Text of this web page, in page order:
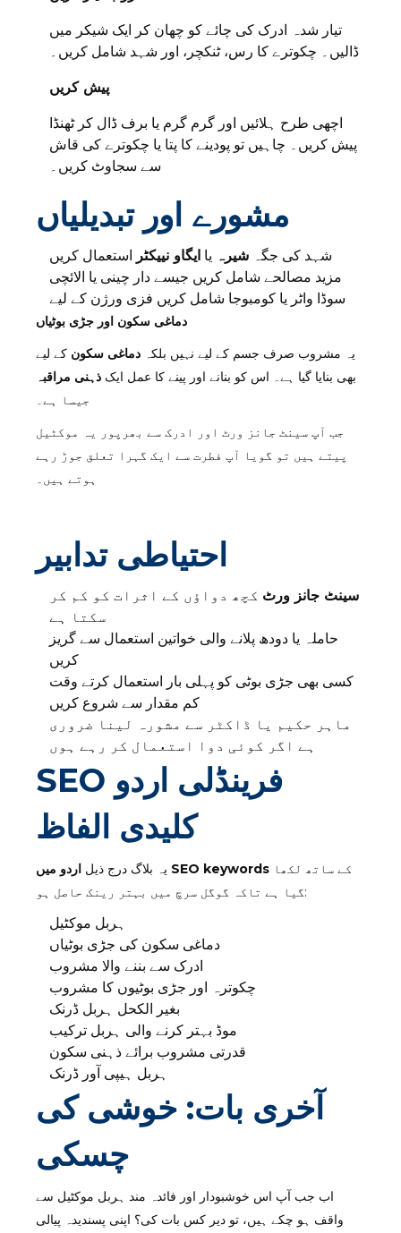
تیار شدہ ادرک کی چائے کو چھان کر ایک شیکر میں
ڈالیں۔ چکوترے کا رس، ٹنکچر، اور شہد شامل کریں۔
پیش کریں
اچھی طرح ہلائیں اور گرم گرم یا برف ڈال کر ٹھنڈا
پیش کریں۔ چاہیں تو پودینے کا پتا یا چکوترے کی قاش
سے سجاوٹ کریں۔
مشورے اور تبدیلیاں
شہد کی جگہ شیرہ یا ایگاو نییکٹر استعمال کریں
مزید مصالحے شامل کریں جیسے دار چینی یا الائچی
سوڈا واٹر یا کومبوجا شامل کریں فزی ورژن کے لیے
دماغی سکون اور جڑی بوٹیاں
یہ مشروب صرف جسم کے لیے نہیں بلکہ دماغی سکون کے لیے
بھی بنایا گیا ہے۔ اس کو بنانے اور پینے کا عمل ایک ذہنی مراقبہ
جیسا ہے۔
جب آپ سینٹ جانز ورٹ اور ادرک سے بھرپور یہ موکٹیل
پیتے ہیں تو گویا آپ فطرت سے ایک گہرا تعلق جوڑ رہے
ہوتے ہیں۔
احتیاطی تدابیر
سینٹ جانز ورٹ کچھ دواؤں کے اثرات کو کم کر
سکتا ہے
حاملہ یا دودھ پلانے والی خواتین استعمال سے گریز
کریں
کسی بھی جڑی بوٹی کو پہلی بار استعمال کرتے وقت
کم مقدار سے شروع کریں
ماہر حکیم یا ڈاکٹر سے مشورہ لینا ضروری
ہے اگر کوئی دوا استعمال کر رہے ہوں
SEO فرینڈلی اردو
کلیدی الفاظ
یہ بلاگ درج ذیل اردو میں SEO keywords
گیا ہے تاکہ گوگل سرچ میں بہتر رینک حاصل ہو:
ہربل موکٹیل
دماغی سکون کی جڑی بوٹیاں
ادرک سے بننے والا مشروب
چکوترہ اور جڑی بوٹیوں کا مشروب
بغیر الکحل ہربل ڈرنک
موڈ بہتر کرنے والی ہربل ترکیب
قدرتی مشروب برائے ذہنی سکون
ہربل ہیپی آور ڈرنک
آخری بات: خوشی کی
چسکی
اب جب آپ اس خوشبودار اور فائدہ مند ہربل موکٹیل سے
واقف ہو چکے ہیں، تو دیر کس بات کی؟ اپنی پسندیدہ پیالی